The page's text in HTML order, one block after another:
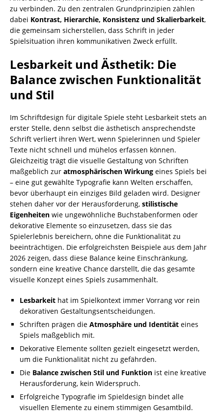
zu verbinden. Zu den zentralen Grundprinzipien zählen
dabei Kontrast, Hierarchie, Konsistenz und Skalierbarkeit,
die gemeinsam sicherstellen, dass Schrift in jeder
Spielsituation ihren kommunikativen Zweck erfüllt.
Lesbarkeit und Ästhetik: Die
Balance zwischen Funktionalität
und Stil
Im Schriftdesign für digitale Spiele steht Lesbarkeit stets an
erster Stelle, denn selbst die ästhetisch ansprechendste
Schrift verliert ihren Wert, wenn Spielerinnen und Spieler
Texte nicht schnell und mühelos erfassen können.
Gleichzeitig trägt die visuelle Gestaltung von Schriften
maßgeblich zur atmosphärischen Wirkung eines Spiels bei
– eine gut gewählte Typografie kann Welten erschaffen,
bevor überhaupt ein einziges Bild geladen wird. Designer
stehen daher vor der Herausforderung, stilistische
Eigenheiten wie ungewöhnliche Buchstabenformen oder
dekorative Elemente so einzusetzen, dass sie das
Spielerlebnis bereichern, ohne die Funktionalität zu
beeinträchtigen. Die erfolgreichsten Beispiele aus dem Jahr
2026 zeigen, dass diese Balance keine Einschränkung,
sondern eine kreative Chance darstellt, die das gesamte
visuelle Konzept eines Spiels zusammenhält.
Lesbarkeit hat im Spielkontext immer Vorrang vor rein
dekorativen Gestaltungsentscheidungen.
Schriften prägen die Atmosphäre und Identität eines
Spiels maßgeblich mit.
Dekorative Elemente sollten gezielt eingesetzt werden,
um die Funktionalität nicht zu gefährden.
Die Balance zwischen Stil und Funktion ist eine kreative
Herausforderung, kein Widerspruch.
Erfolgreiche Typografie im Spieldesign bindet alle
visuellen Elemente zu einem stimmigen Gesamtbild.